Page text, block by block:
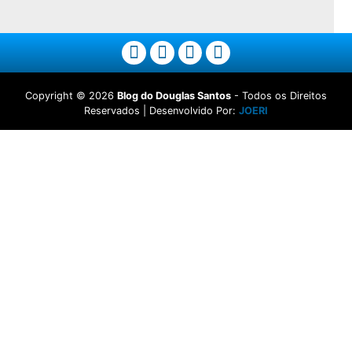
Copyright © 2026 Blog do Douglas Santos - Todos os Direitos
Reservados | Desenvolvido Por: JOERI